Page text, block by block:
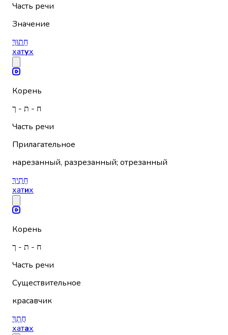
Часть речи
Значение
חָתוּךְ
хатух
Корень
ח - ת - ך
Часть речи
Прилагательное
нарезанный, разрезанный; отрезанный
חָתִיךְ
хатих
Корень
ח - ת - ך
Часть речи
Существительное
красавчик
חֲתָךְ
хатах